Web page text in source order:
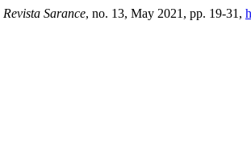
Revista Sarance, no. 13, May 2021, pp. 19-31,